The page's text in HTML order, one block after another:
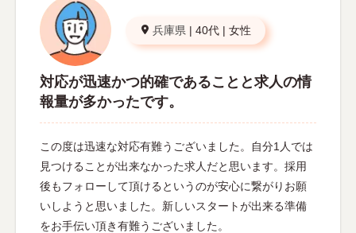
兵庫県 | 40代 | 女性
対応が迅速かつ的確であることと求人の情
報量が多かったです。
この度は迅速な対応有難うございました。自分1人では
見つけることが出来なかった求人だと思います。採用
後もフォローして頂けるというのが安心に繋がりお願
いしようと思いました。新しいスタートが出来る準備
をお手伝い頂き有難うございました。